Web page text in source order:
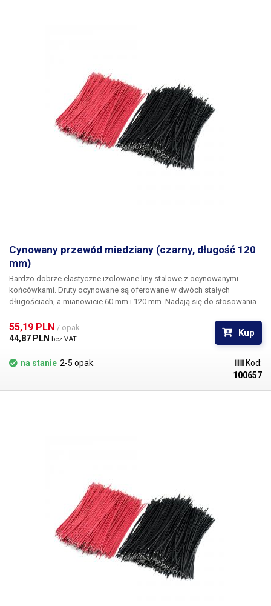
Cynowany przewód miedziany (czarny, długość 120
mm)
Bardzo dobrze elastyczne izolowane liny stalowe z ocynowanymi
końcówkami. Druty ocynowane są oferowane w dwóch stałych
długościach, a mianowicie 60 mm i 120 mm. Nadają się do stosowania
ustawiania ścieżek itp Opakowanie zawiera 200 sztuk przewodów w
kolorze czerwonym lub czarnym.
55,19 PLN / opak.
44,87 PLN bez VAT
Kup
na stanie 2-5 opak.
Kod:
100657